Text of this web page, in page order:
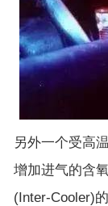
另外一个受高
增加进气的含
(Inter-Cooler)